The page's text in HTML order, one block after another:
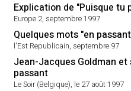
Explication de "Puisque tu
Europe 2, septembre 1997
Quelques mots "en
l'Est Republicain, septembre 97
Jean-Jacques Goldman
passant
Le Soir (Belgique), le 27 août 1997